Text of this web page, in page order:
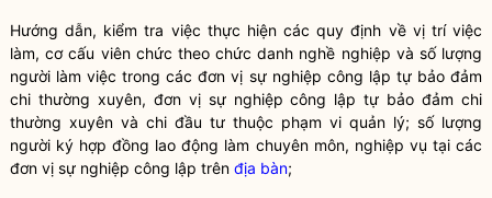
Hướng dẫn, kiểm tra việc thực hiện các quy định về vị trí việc
làm, cơ cấu viên chức theo chức danh nghề nghiệp và số lượng
người làm việc trong các đơn vị sự nghiệp công lập tự bảo đảm
chi thường xuyên, đơn vị sự nghiệp công lập tự bảo đảm chi
thường xuyên và chi đầu tư thuộc phạm vi quản lý; số lượng
người ký hợp đồng lao động làm chuyên môn, nghiệp vụ tại các
đơn vị sự nghiệp công lập trên địa bàn;